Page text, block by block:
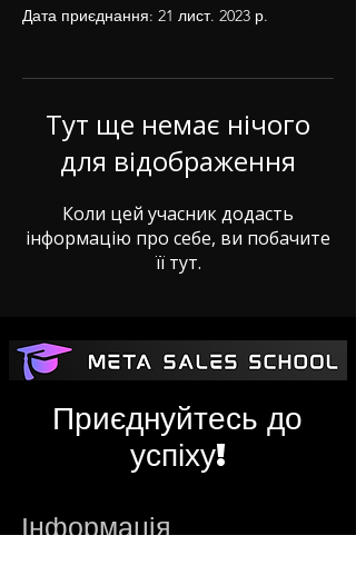
Дата приєднання: 21 лист. 2023 р.
Тут ще немає нічого
для відображення
Коли цей учасник додасть
інформацію про себе, ви побачите
її тут.
Приєднуйтесь до
успіху!
Інформація